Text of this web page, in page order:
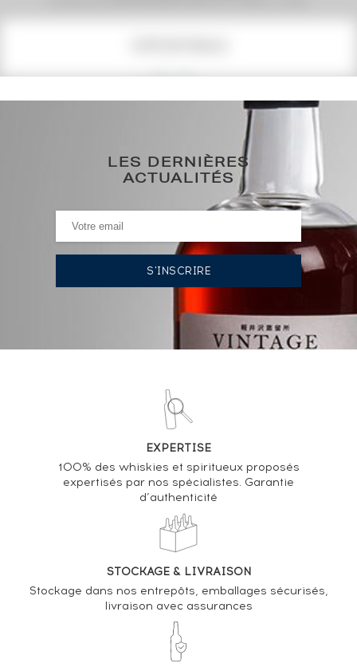
126€
(plus haut annuel)
0€ (plus bas annuel)
HISTORIQUE DES ADJUDICATIONS
VOUS POSSÉDEZ UN SPIRITUEUX IDENTIQUE ?
Analyse & Performance du spiritueux
Hazelburn 1997 Of. Private Bottling For Switzerland
VARIATION DE LA COTE
LES DERNIÈRES
ACTUALITÉS
EXPERTISE
100% des whiskies et spiritueux proposés
expertisés par nos spécialistes. Garantie
d’authenticité
STOCKAGE & LIVRAISON
Stockage dans nos entrepôts, emballages sécurisés,
livraison avec assurances